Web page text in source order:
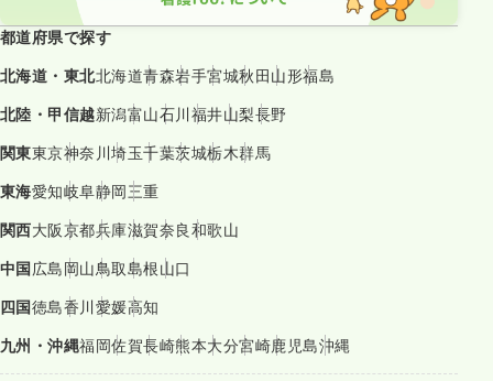
都道府県で探す
北海道・東北北海道青森岩手宮城秋田山形福島
北陸・甲信越新潟富山石川福井山梨長野
関東東京神奈川埼玉千葉茨城栃木群馬
東海愛知岐阜静岡三重
関西大阪京都兵庫滋賀奈良和歌山
中国広島岡山鳥取島根山口
四国徳島香川愛媛高知
九州・沖縄福岡佐賀長崎熊本大分宮崎鹿児島沖縄